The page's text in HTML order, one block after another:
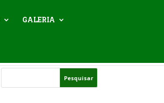
GALERIA